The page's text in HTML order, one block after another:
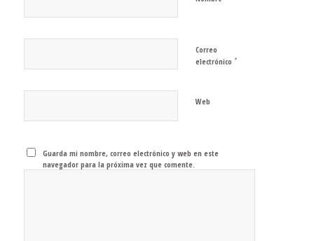
Correo
electrónico *
Web
Guarda mi nombre, correo electrónico y web en este
navegador para la próxima vez que comente.